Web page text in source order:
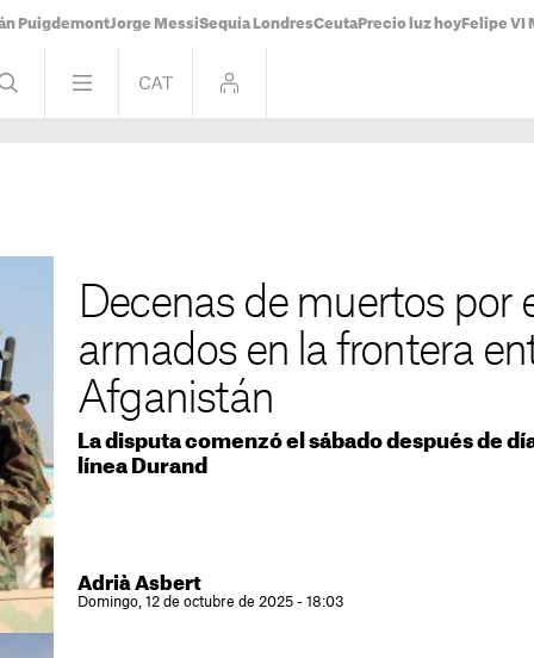
PuigdemontJorge MessiSequía LondresCeuta Precio luz hoy Felipe VI
Decenas de muertos por
armados en la frontera
Afganistán
La disputa comenzó el sábado después de
línea Durand
Adrià Asbert
Domingo, 12 de octubre de 2025 - 18:03